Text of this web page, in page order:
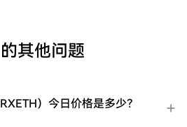
两倍做多
利性。C2C购
源转型与核电
道投资工具。
其他问题
）今日价格是多少？